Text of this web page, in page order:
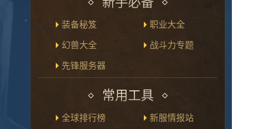
装备秘笈 职业大全
幻兽大全 战斗力专题
先锋服务器
常用工具
全球排行榜 新服情报站